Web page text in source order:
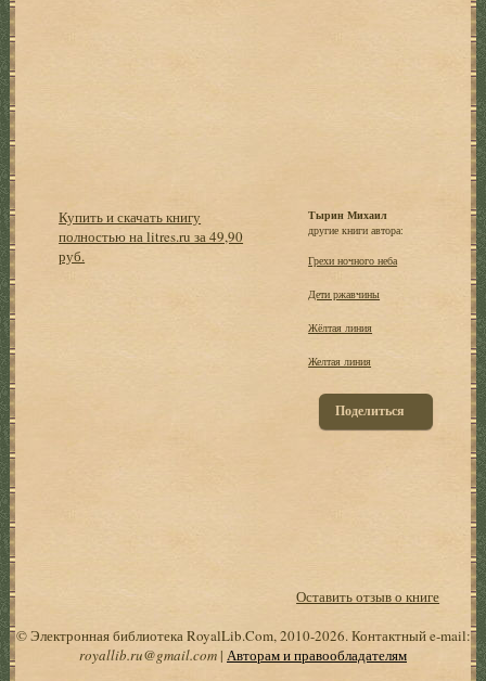
Купить и скачать книгу
полностью на litres.ru за 49,90
руб.
Тырин Михаил
другие книги автора:
Грехи ночного неба
Дети ржавчины
Жёлтая линия
Желтая линия
Поделиться
Оставить отзыв о книге
© Электронная библиотека RoyalLib.Com, 2010-2026. Контактный e-mail:
royallib.ru@gmail.com| Авторам и правообладателям